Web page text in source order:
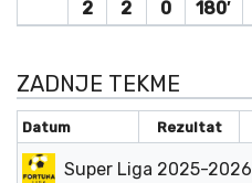
2 2 0 180′
ZADNJE TEKME
Datum Rezultat
Super Liga 2025-2026